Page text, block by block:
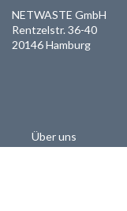
NETWASTE GmbH
Rentzelstr. 36-40
20146 Hamburg
Über uns